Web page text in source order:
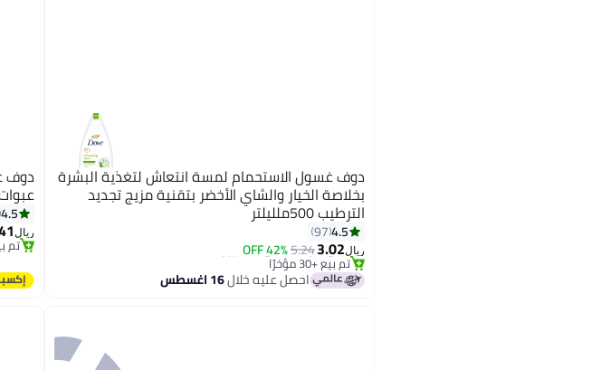
دوف غسول الاستحمام لمسة انتعاش لتغذية البشرة
بخلاصة الخيار والشاي الأخضر بتقنية مزيج تجديد
الترطيب 500ملليلتر
4.5
97
ريال3.02
5.24
42% OFF
أقل سعر في 7 يوم
باقي 3 وحدات في المخزون
تم بيع +30 مؤخرًا
أقل سعر في 7 يوماحصل عليه خلال16 اغسطس
عبوات ×
4.5
ريال
أقل
تم بيع